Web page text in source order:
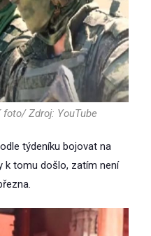
Zdroj: YouTube
týdeníku bojovat na
k tomu došlo, zatím není